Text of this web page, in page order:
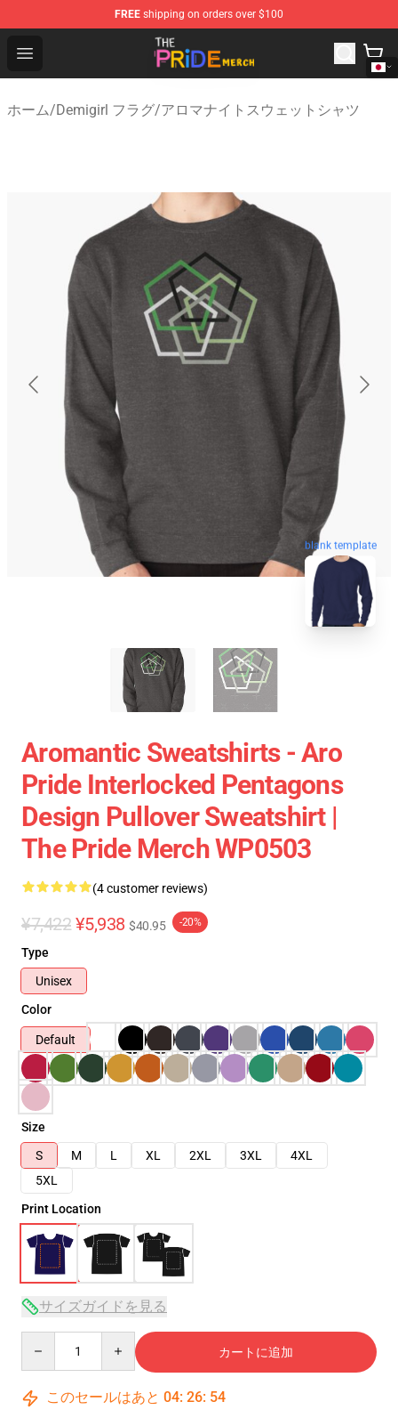
FREE shipping on orders over $100
Open menu
The Pride Shop - Official The Pride Merchandise Store
ホーム/Demigirl フラグ/アロマナイトスウェットシャツ
blank template
Aromantic Sweatshirts - Aro
Pride Interlocked Pentagons
Design Pullover Sweatshirt |
The Pride Merch WP0503
(4 customer reviews)
¥7,422 ¥5,938 $40.95 -20%
Type
Unisex
Color
Default
Size
S
M L XL 2XL 3XL
4XL
5XL
Print Location
サイズガイドを見る
カートに追加
このセールはあと 04: 26: 54